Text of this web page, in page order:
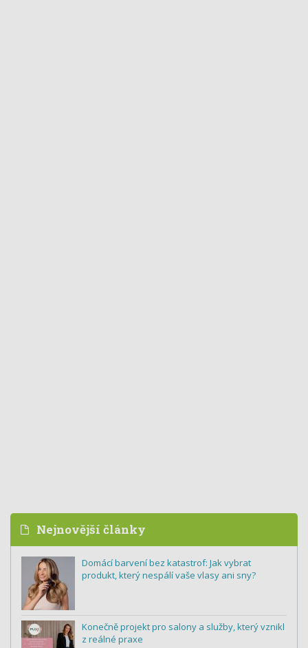
Nejnovější články
Domácí barvení bez katastrof: Jak vybrat
produkt, který nespálí vaše vlasy ani sny?
Konečně projekt pro salony a služby, který vznikl
z reálné praxe